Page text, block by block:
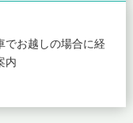
でお越しの場合に経
内